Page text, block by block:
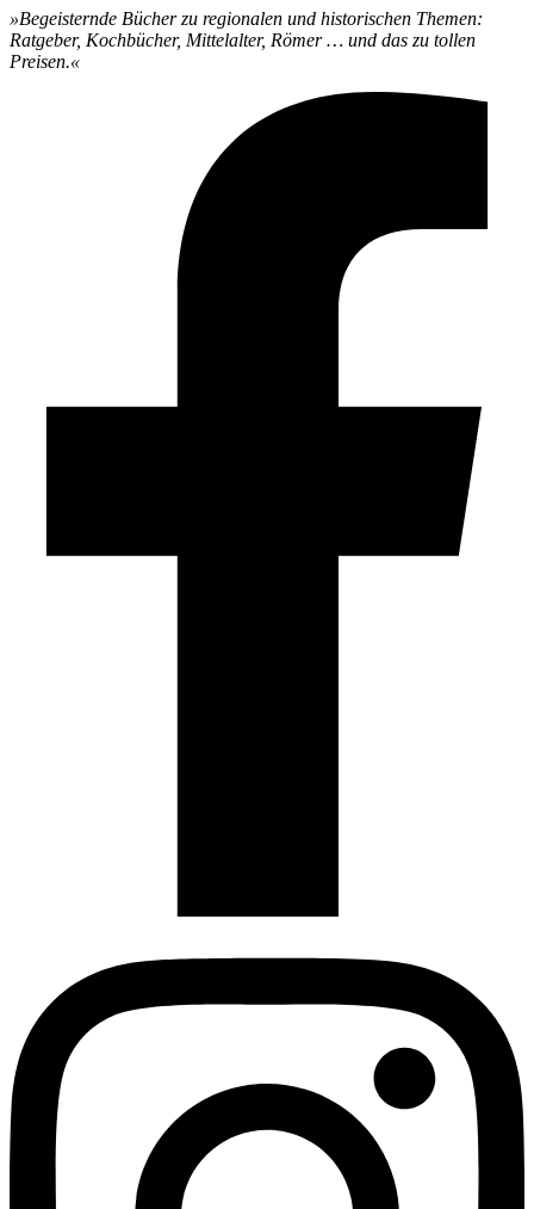
»Begeisternde Bücher zu regionalen und historischen Themen:
Ratgeber, Kochbücher, Mittelalter, Römer … und das zu tollen
Preisen.«